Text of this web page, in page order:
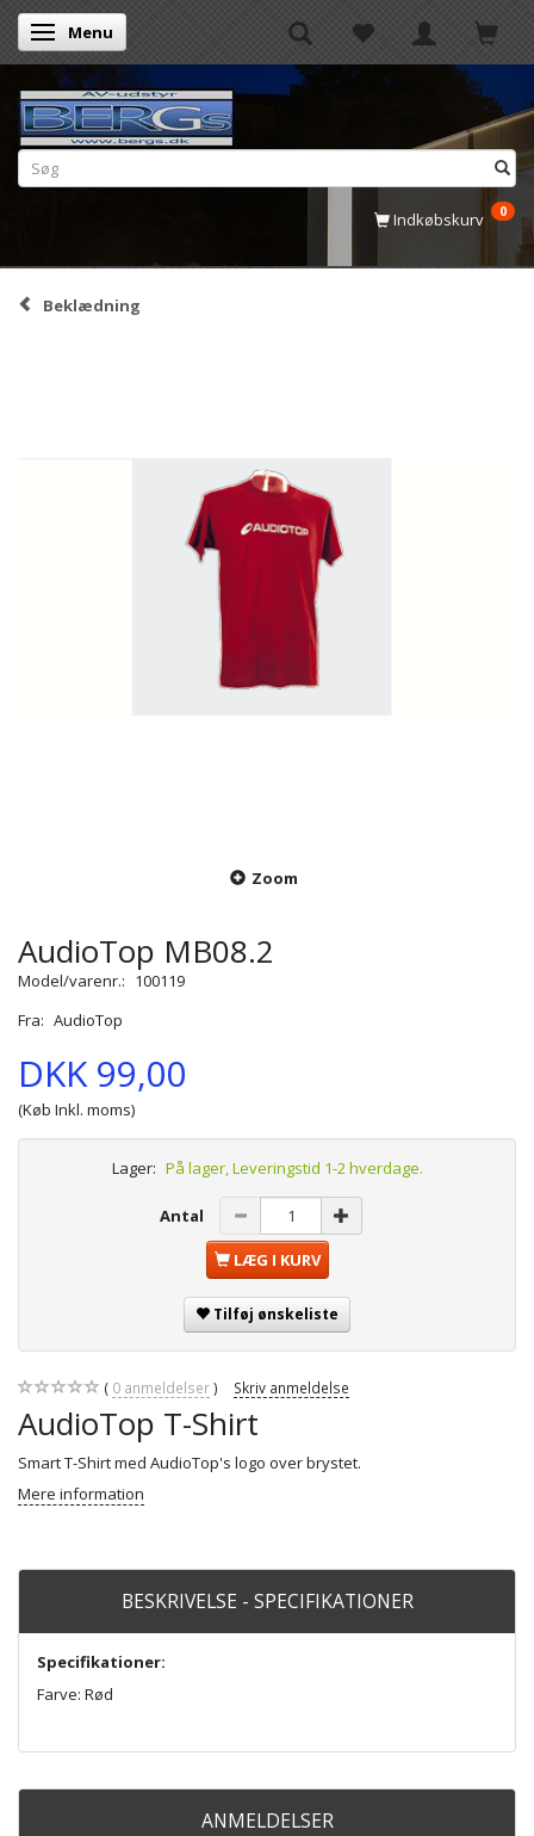
Skifte navigation
Menu
Indkøbskurv 0
Beklædning
Zoom
AudioTop MB08.2
Model/varenr.: 100119
Fra: AudioTop
DKK 99,00
(Køb Inkl. moms)
Lager: På lager, Leveringstid 1-2 hverdage.
Antal
LÆG I KURV
Tilføj ønskeliste
0 anmeldelser Skriv anmeldelse
AudioTop T-Shirt
Smart T-Shirt med AudioTop's logo over brystet.
Mere information
BESKRIVELSE - SPECIFIKATIONER
Specifikationer:
Farve: Rød
ANMELDELSER